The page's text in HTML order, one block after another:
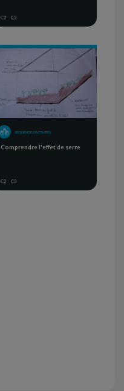
C2 C3
SÉQUENCE D'ACTIVITÉS
Comprendre l'effet de serre
C2 C3